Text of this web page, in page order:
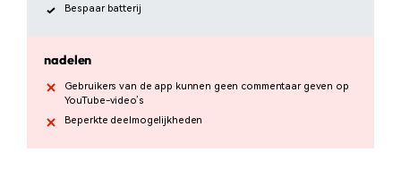
Bespaar batterij
nadelen
Gebruikers van de app kunnen geen commentaar geven op
YouTube-video’s
Beperkte deelmogelijkheden